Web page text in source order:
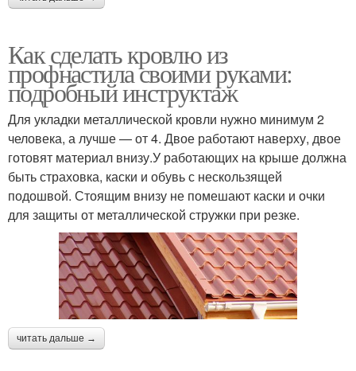
Как сделать кровлю из
профнастила своими руками:
подробный инструктаж
Для укладки металлической кровли нужно минимум 2
человека, а лучше — от 4. Двое работают наверху, двое
готовят материал внизу.У работающих на крыше должна
быть страховка, каски и обувь с нескользящей
подошвой. Стоящим внизу не помешают каски и очки
для защиты от металлической стружки при резке.
читать дальше →